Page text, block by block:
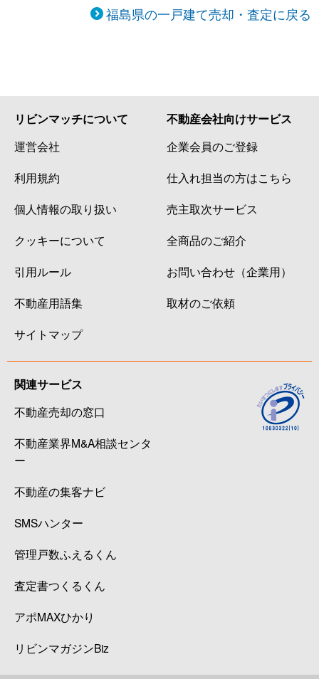
福島県の一戸建て売却・査定に戻る
リビンマッチについて
運営会社
利用規約
個人情報の取り扱い
クッキーについて
引用ルール
不動産用語集
サイトマップ
不動産会社向けサービス
企業会員のご登録
仕入れ担当の方はこちら
売主取次サービス
全商品のご紹介
お問い合わせ（企業用）
取材のご依頼
関連サービス
不動産売却の窓口
不動産業界M&A相談センタ
ー
不動産の集客ナビ
SMSハンター
管理戸数ふえるくん
査定書つくるくん
アポMAXひかり
リビンマガジンBiz